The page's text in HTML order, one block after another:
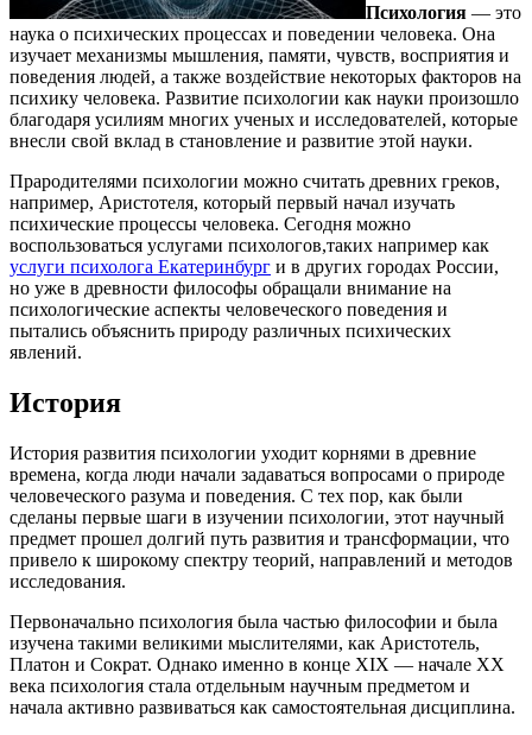
Психология — это
наука о психических процессах и поведении человека. Она
изучает механизмы мышления, памяти, чувств, восприятия и
поведения людей, а также воздействие некоторых факторов на
психику человека. Развитие психологии как науки произошло
благодаря усилиям многих ученых и исследователей, которые
внесли свой вклад в становление и развитие этой науки.
Прародителями психологии можно считать древних греков,
например, Аристотеля, который первый начал изучать
психические процессы человека. Сегодня можно
воспользоваться услугами психологов,таких например как
услуги психолога Екатеринбург и в других городах России,
но уже в древности философы обращали внимание на
психологические аспекты человеческого поведения и
пытались объяснить природу различных психических
явлений.
История
История развития психологии уходит корнями в древние
времена, когда люди начали задаваться вопросами о природе
человеческого разума и поведения. С тех пор, как были
сделаны первые шаги в изучении психологии, этот научный
предмет прошел долгий путь развития и трансформации, что
привело к широкому спектру теорий, направлений и методов
исследования.
Первоначально психология была частью философии и была
изучена такими великими мыслителями, как Аристотель,
Платон и Сократ. Однако именно в конце XIX — начале XX
века психология стала отдельным научным предметом и
начала активно развиваться как самостоятельная дисциплина.